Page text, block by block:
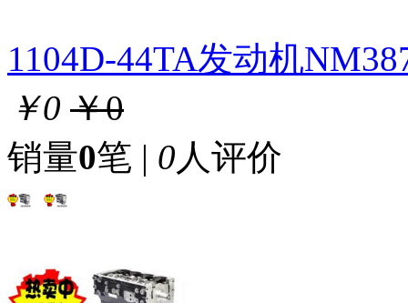
1104D-44TA发动机
￥0 ￥0
销量0笔 | 0人评价